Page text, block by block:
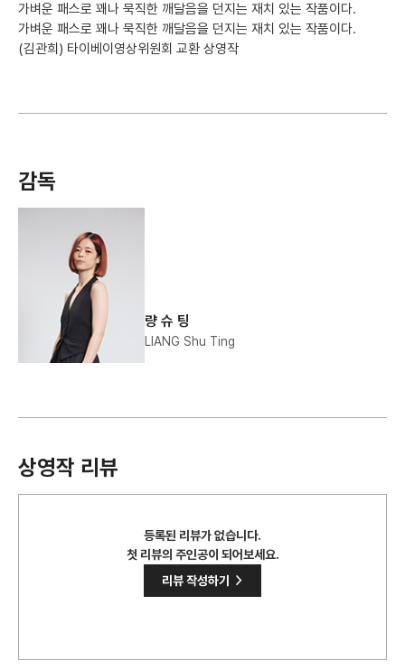
가벼운 패스로 꽤나 묵직한 깨달음을 던지는 재치 있는 작품이다.
가벼운 패스로 꽤나 묵직한 깨달음을 던지는 재치 있는 작품이다.
(김관희) 타이베이영상위원회 교환 상영작
감독
량 슈 팅
LIANG Shu Ting
상영작 리뷰
등록된 리뷰가 없습니다.
첫 리뷰의 주인공이 되어보세요.
리뷰 작성하기
>